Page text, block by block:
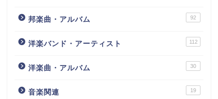
邦楽曲・アルバム 92
洋楽バンド・アーティスト 112
洋楽曲・アルバム 30
音楽関連 19